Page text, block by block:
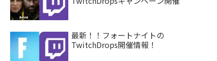
最新！！フォートナイトの
TwitchDrops開催情報！